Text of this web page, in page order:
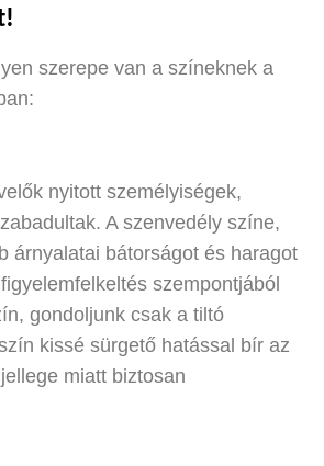
szerepe van a színeknek a
nyitott személyiségek,
A szenvedély színe,
árnyalatai bátorságot és haragot
szempontjából
gondoljunk csak a tiltó
kissé sürgető hatással bír az
miatt biztosan